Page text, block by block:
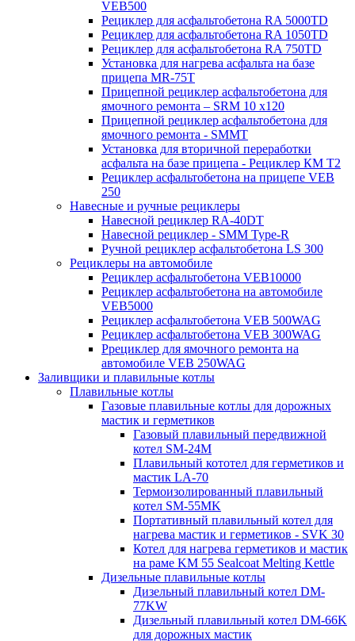
VEB500
Рециклер для асфальтобетона RA 5000TD
Рециклер для асфальтобетона RA 1050TD
Рециклер для асфальтобетона RA 750TD
Установка для нагрева асфальта на базе
прицепа MR-75T
Прицепной рециклер асфальтобетона для
ямочного ремонта – SRM 10 x120
Прицепной рециклер асфальтобетона для
ямочного ремонта - SMMT
Установка для вторичной переработки
асфальта на базе прицепа - Рециклер КМ T2
Рециклер асфальтобетона на прицепе VEB
250
Навесные и ручные рециклеры
Навесной рециклер RA-40DT
Навесной рециклер - SMM Type-R
Ручной рециклер асфальтобетона LS 300
Рециклеры на автомобиле
Рециклер асфальтобетона VEB10000
Рециклер асфальтобетона на автомобиле
VEB5000
Рециклер асфальтобетона VEB 500WAG
Рециклер асфальтобетона VEB 300WAG
Ррециклер для ямочного ремонта на
автомобиле VEB 250WAG
Заливщики и плавильные котлы
Плавильные котлы
Газовые плавильные котлы для дорожных
мастик и герметиков
Газовый плавильный передвижной
котел SM-24M
Плавильный кототел для герметиков и
мастик LA-70
Термоизолированный плавильный
котел SM-55MK
Портативный плавильный котел для
нагрева мастик и герметиков - SVK 30
Котел для нагрева герметиков и мастик
на раме KM 55 Sealcoat Melting Kettle
Дизельные плавильные котлы
Дизельный плавильный котел DM-
77KW
Дизельный плавильный котел DM-66K
для дорожных мастик